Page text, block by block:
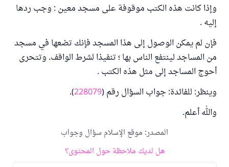
وإذا كانت هذه الكتب موقوفة على مسجد معين : وجب ردها
إليه .
فإن لم يمكن الوصول إلى هذا المسجد فإنك تضعها في مسجد
من المساجد لينتفع الناس بها ؛ تنفيذا لشرط الواقف. وتتحرى
أحوج المساجد إلى مثل هذه الكتب .
وينظر: للفائدة: جواب السؤال رقم (228079
).
والله أعلم.
المصدر:موقع الإسلام سؤال وجواب
هل لديك ملاحظة حول المحتوى؟